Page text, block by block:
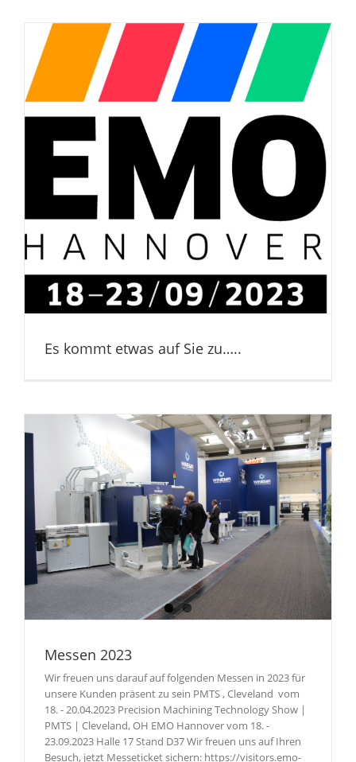
Es kommt etwas auf Sie zu…..
Messen 2023
Wir freuen uns darauf auf folgenden Messen in 2023 für
unsere Kunden präsent zu sein PMTS , Cleveland vom
18. - 20.04.2023 Precision Machining Technology Show |
PMTS | Cleveland, OH EMO Hannover vom 18. -
23.09.2023 Halle 17 Stand D37 Wir freuen uns auf Ihren
Besuch, jetzt Messeticket sichern: https://visitors.emo-